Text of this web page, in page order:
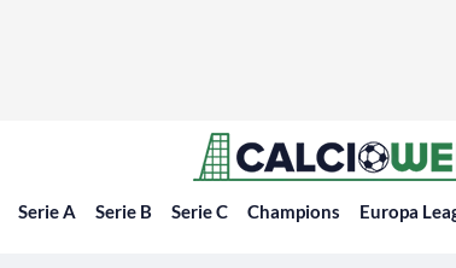
Serie A Serie B Serie C Champions Europa